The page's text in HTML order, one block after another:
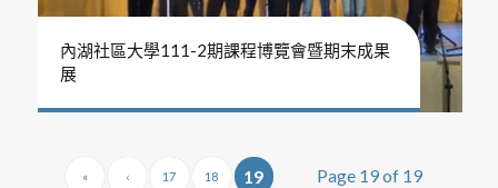
內湖社區大學111-2期課程博覽會暨期末成果
展
Page 19 of 19
« ‹ 17 18 19